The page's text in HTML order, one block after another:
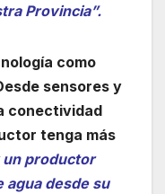
Provincia”.
como
sensores y
conectividad
tenga más
un productor
agua desde su